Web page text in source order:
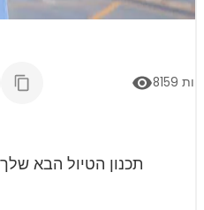
8159
תכנון הטיול הבא